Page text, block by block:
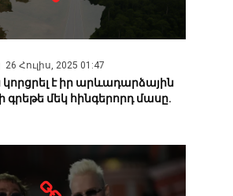
26 Հուլիս, 2025 01:47
է իր արևադարձային
մեկ հինգերորդ մասը.